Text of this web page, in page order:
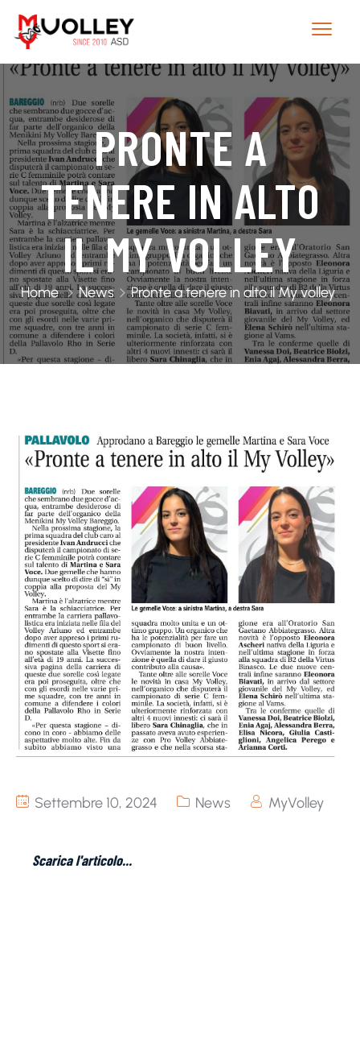
PRONTE A
TENERE IN ALTO
IL MY VOLLEY
Home News Pronte a tenere in alto il My volley
Settembre 10, 2024 News MyVolley
Scarica l'articolo...